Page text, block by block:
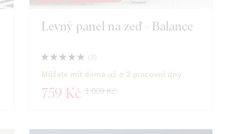
Levný panel na zeď - Balance
(3)
Můžete mít doma už o 2 pracovní dny
759 Kč 1 009 Kč